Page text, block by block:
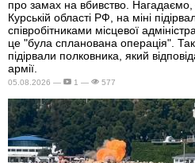
про замах на вбивство. Нагадаємо,
Курській області РФ, на міні
співробітниками місцевої
це "була спланована операція".
підірвали полковника, який
армії.
05.08.2026 — 1 — 577